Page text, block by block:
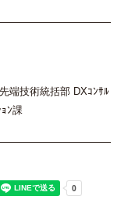
端技術統括部 DXｺﾝｻﾙ
ﾝ課